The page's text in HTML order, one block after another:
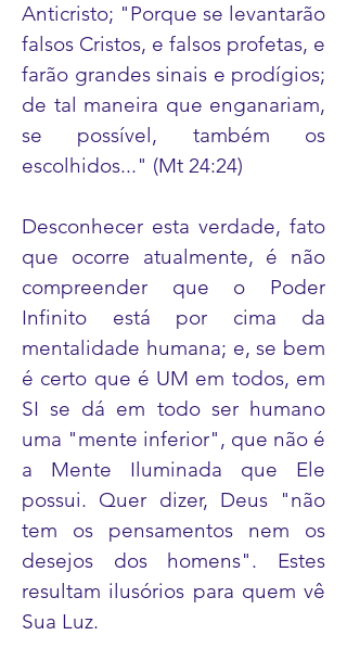
Anticristo; "Porque se levantarão
falsos Cristos, e falsos profetas, e
farão grandes sinais e prodígios;
de tal maneira que enganariam,
se possível, também os
escolhidos..." (Mt 24:24)
Desconhecer esta verdade, fato
que ocorre atualmente, é não
compreender que o Poder
Infinito está por cima da
mentalidade humana; e, se bem
é certo que é UM em todos, em
SI se dá em todo ser humano
uma "mente inferior", que não é
a Mente Iluminada que Ele
possui. Quer dizer, Deus "não
tem os pensamentos nem os
desejos dos homens". Estes
resultam ilusórios para quem vê
Sua Luz.